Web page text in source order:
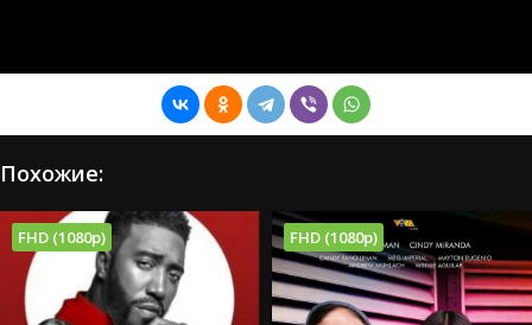
Похожие:
FHD (1080p) FHD (1080p)